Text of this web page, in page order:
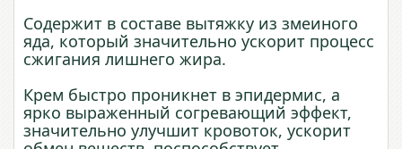
Содержит в составе вытяжку из змеиного
яда, который значительно ускорит процесс
сжигания лишнего жира.
Крем быстро проникнет в эпидермис, а
ярко выраженный согревающий эффект,
значительно улучшит кровоток, ускорит